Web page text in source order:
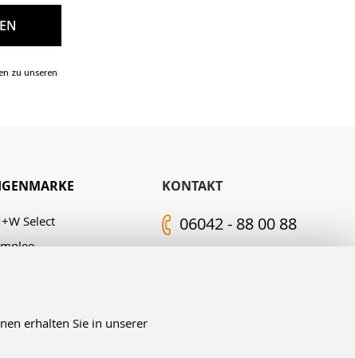
erhalten Sie in unserer
zu unseren
KONTAKT
06042 - 88 00 88
Select